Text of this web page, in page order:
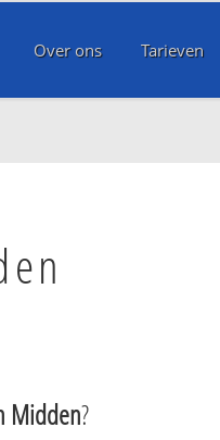
Over ons Tarieven
Midden?